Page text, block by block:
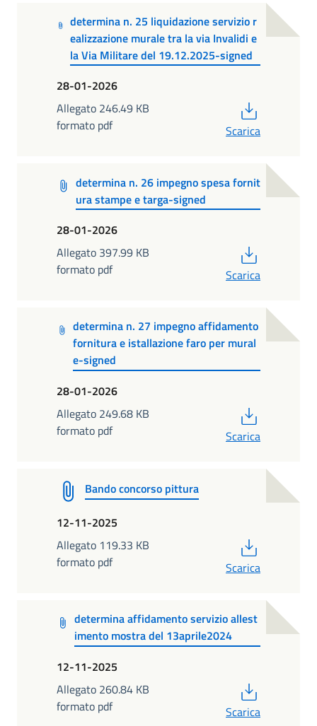
determina n. 25 liquidazione servizio r
ealizzazione murale tra la via Invalidi e
la Via Militare del 19.12.2025-signed
28-01-2026
Allegato 246.49 KB
formato pdf
Scarica
determina n. 26 impegno spesa fornit
ura stampe e targa-signed
28-01-2026
Allegato 397.99 KB
formato pdf
Scarica
determina n. 27 impegno affidamento
fornitura e istallazione faro per mural
e-signed
28-01-2026
Allegato 249.68 KB
formato pdf
Scarica
Bando concorso pittura
12-11-2025
Allegato 119.33 KB
formato pdf
Scarica
determina affidamento servizio allest
imento mostra del 13aprile2024
12-11-2025
Allegato 260.84 KB
formato pdf
Scarica